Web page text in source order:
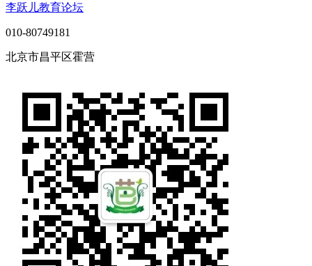
李跃儿教育论坛
010-80749181
北京市昌平区霍营